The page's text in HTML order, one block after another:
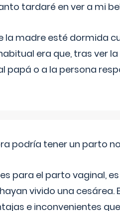
tardaré en ver a mi
la madre esté dormida
era que, tras ver
papá o a la persona
podría tener un parto
para el parto vaginal,
vivido una
e inconvenientes